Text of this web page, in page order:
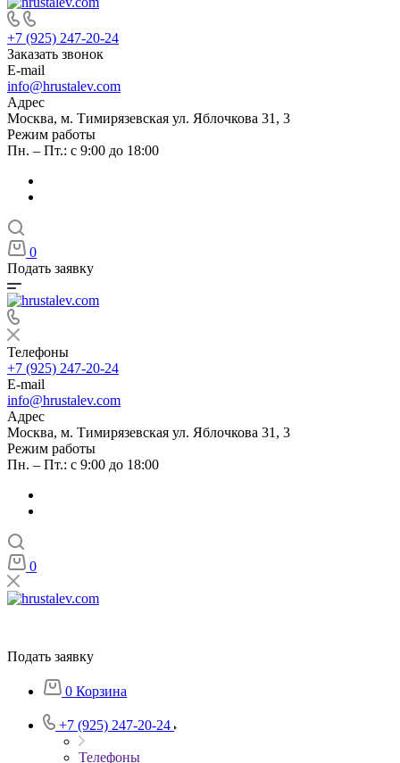
+7 (925) 247-20-24
Заказать звонок
E-mail
info@hrustalev.com
Адрес
Москва, м. Тимирязевская ул. Яблочкова 31, 3
Режим работы
Пн. – Пт.: с 9:00 до 18:00
0
Подать заявку
Телефоны
+7 (925) 247-20-24
E-mail
info@hrustalev.com
Адрес
Москва, м. Тимирязевская ул. Яблочкова 31, 3
Режим работы
Пн. – Пт.: с 9:00 до 18:00
0
Подать заявку
0 Корзина
+7 (925) 247-20-24
Телефоны